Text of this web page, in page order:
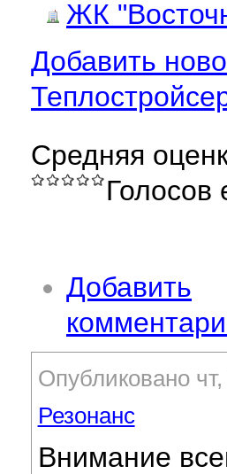
ЖК
Добавить
Средняя
Голосов
Добавить
Опубликовано
Резонанс
Внимание